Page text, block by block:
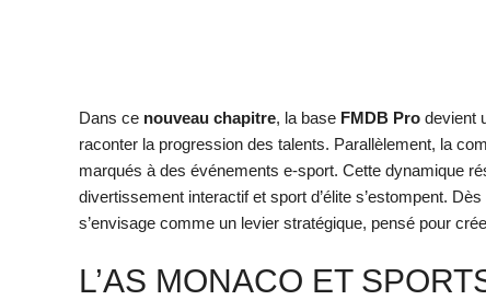
Dans ce nouveau chapitre, la base FMDB Pro devient
raconter la progression des talents. Parallèlement, la
marqués à des événements e-sport. Cette dynamique
divertissement interactif et sport d’élite s’estompent.
s’envisage comme un levier stratégique, pensé pour
L’AS MONACO ET